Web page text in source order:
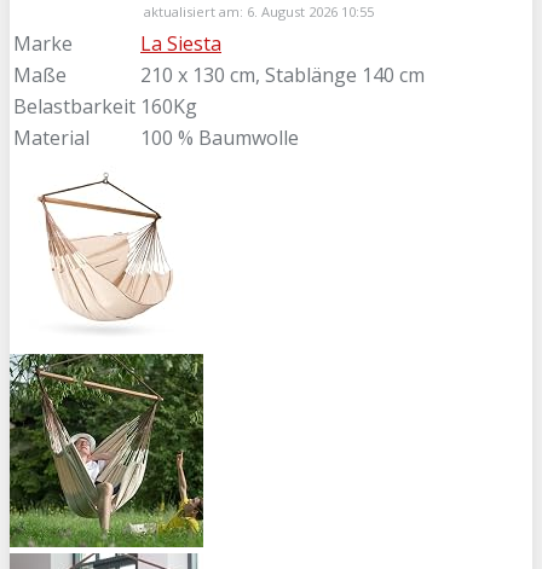
aktualisiert am: 6. August 2026 10:55
Marke
La Siesta
Maße
210 x 130 cm, Stablänge 140 cm
Belastbarkeit 160Kg
Material
100 % Baumwolle